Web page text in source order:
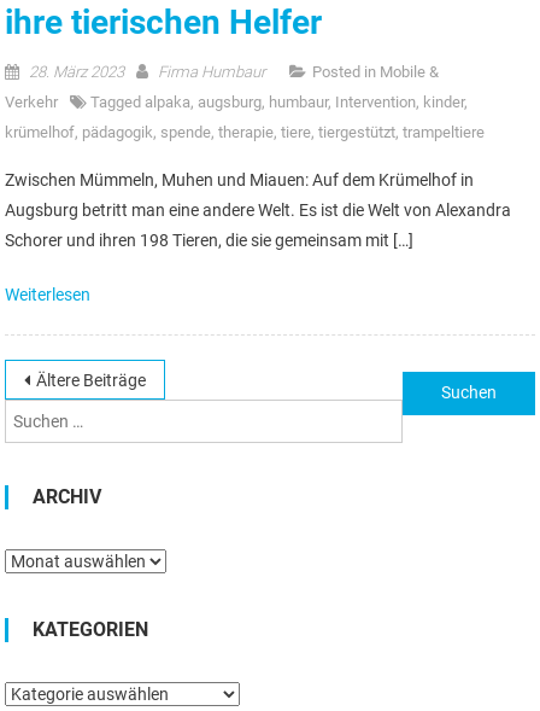
ihre tierischen Helfer
28. März 2023 Firma Humbaur Posted in Mobile &
Verkehr
Tagged alpaka, augsburg, humbaur, Intervention, kinder,
krümelhof, pädagogik, spende,therapie,tiere,tiergestützt,trampeltiere
Zwischen Mümmeln, Muhen und Miauen: Auf dem Krümelhof in
Augsburg betritt man eine andere Welt. Es ist die Welt von Alexandra
Schorer und ihren 198 Tieren, die sie gemeinsam mit […]
Weiterlesen
Beitragsnavigation
Ältere Beiträge
Suchen
nach:
ARCHIV
Archiv
KATEGORIEN
Kategorien